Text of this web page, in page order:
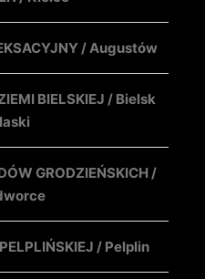
/ Augustów
BIELSKIEJ / Bielsk
GRODZIEŃSKICH /
/ Pelplin